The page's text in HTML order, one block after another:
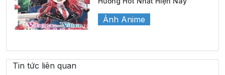
Ảnh Anime
Tin tức liên quan